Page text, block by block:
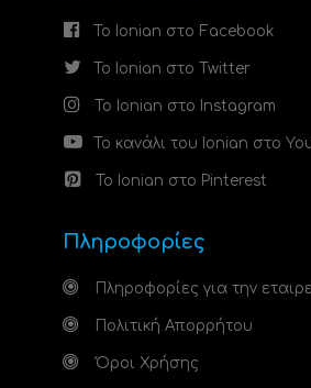
Το Ionian στο Facebook
Το Ionian στο Twitter
Το Ionian στο Instagram
Το κανάλι του Ionian στο
Το Ionian στο Pinterest
Πληροφορίες
Πληροφορίες για την
Πολιτική Απορρήτου
Όροι Χρήσης